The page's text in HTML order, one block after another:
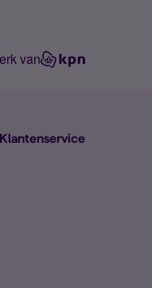
van
Klantenservice